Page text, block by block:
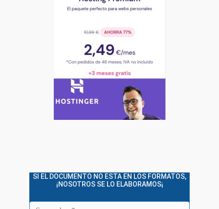
SI EL DOCUMENTO NO ESTA EN LOS FORMATOS,
¡NOSOTROS SE LO ELABORAMOS¡